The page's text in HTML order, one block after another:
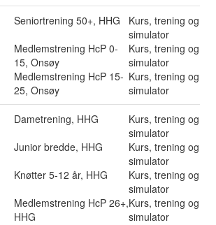
Seniortrening 50+, HHG
Kurs, trening og
simulator
Medlemstrening HcP 0-
15, Onsøy
Kurs, trening og
simulator
Medlemstrening HcP 15-
25, Onsøy
Kurs, trening og
simulator
Dametrening, HHG
Kurs, trening og
simulator
Junior bredde, HHG
Kurs, trening og
simulator
Knøtter 5-12 år, HHG
Kurs, trening og
simulator
Medlemstrening HcP 26+,
HHG
Kurs, trening og
simulator